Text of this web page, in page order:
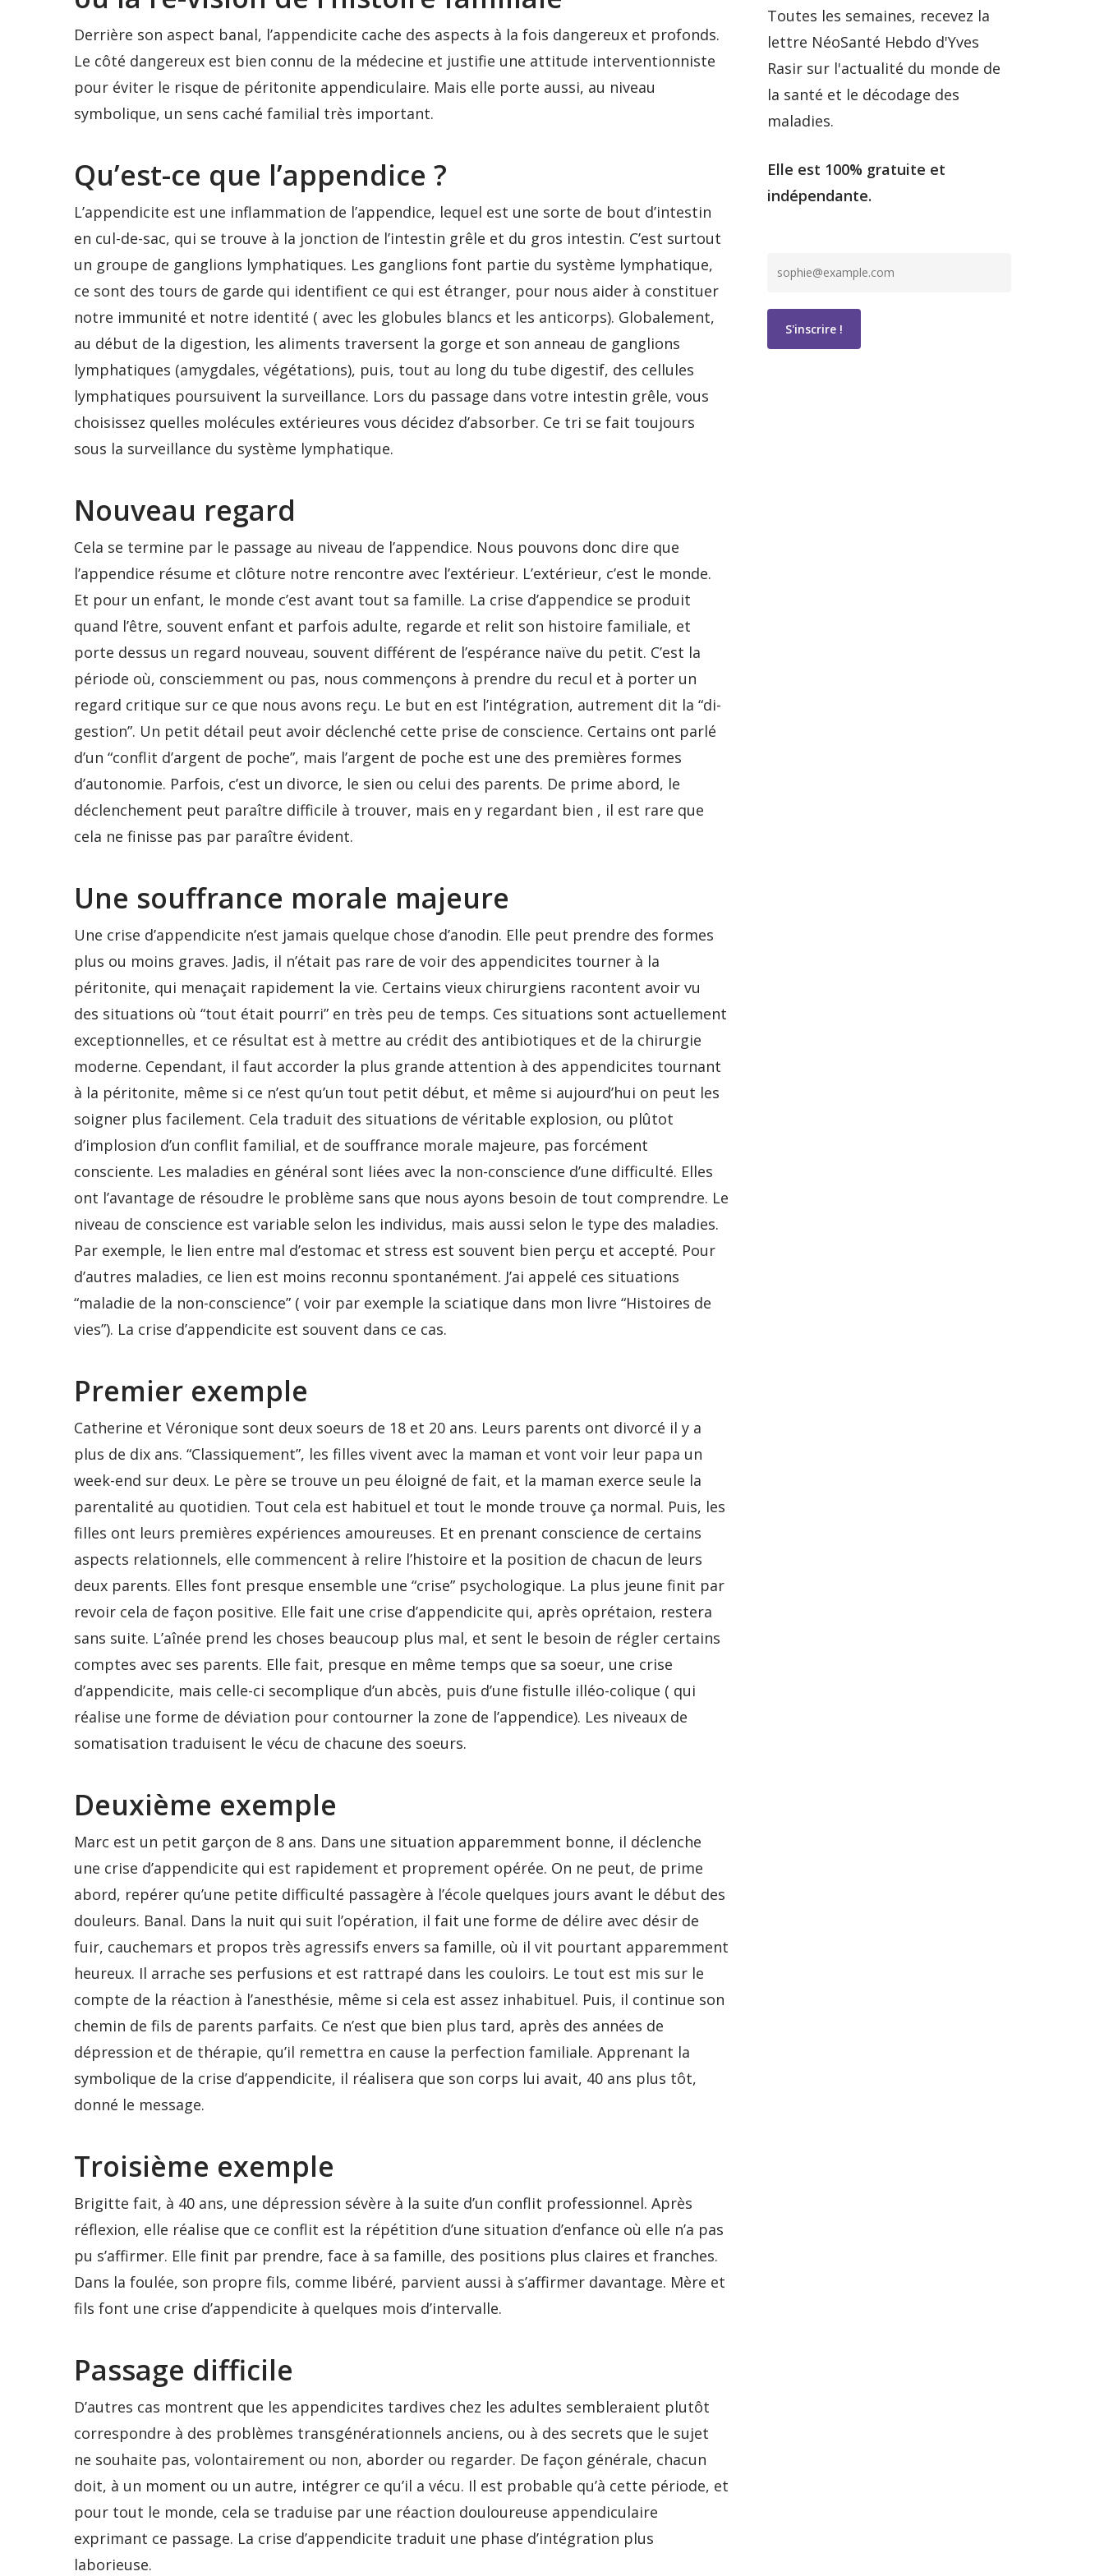
Derrière son aspect banal, l’appendicite cache des aspects à la fois dangereux et profonds.
Le côté dangereux est bien connu de la médecine et justifie une attitude interventionniste
pour éviter le risque de péritonite appendiculaire. Mais elle porte aussi, au niveau
symbolique, un sens caché familial très important.
Qu’est-ce que l’appendice ?
L’appendicite est une inflammation de l’appendice, lequel est une sorte de bout d’intestin
en cul-de-sac, qui se trouve à la jonction de l’intestin grêle et du gros intestin. C’est surtout
un groupe de ganglions lymphatiques. Les ganglions font partie du système lymphatique,
ce sont des tours de garde qui identifient ce qui est étranger, pour nous aider à constituer
notre immunité et notre identité ( avec les globules blancs et les anticorps). Globalement,
au début de la digestion, les aliments traversent la gorge et son anneau de ganglions
lymphatiques (amygdales, végétations), puis, tout au long du tube digestif, des cellules
lymphatiques poursuivent la surveillance. Lors du passage dans votre intestin grêle, vous
choisissez quelles molécules extérieures vous décidez d’absorber. Ce tri se fait toujours
sous la surveillance du système lymphatique.
Nouveau regard
Cela se termine par le passage au niveau de l’appendice. Nous pouvons donc dire que
l’appendice résume et clôture notre rencontre avec l’extérieur. L’extérieur, c’est le monde.
Et pour un enfant, le monde c’est avant tout sa famille. La crise d’appendice se produit
quand l’être, souvent enfant et parfois adulte, regarde et relit son histoire familiale, et
porte dessus un regard nouveau, souvent différent de l’espérance naïve du petit. C’est la
période où, consciemment ou pas, nous commençons à prendre du recul et à porter un
regard critique sur ce que nous avons reçu. Le but en est l’intégration, autrement dit la “di-
gestion”. Un petit détail peut avoir déclenché cette prise de conscience. Certains ont parlé
d’un “conflit d’argent de poche”, mais l’argent de poche est une des premières formes
d’autonomie. Parfois, c’est un divorce, le sien ou celui des parents. De prime abord, le
déclenchement peut paraître difficile à trouver, mais en y regardant bien , il est rare que
cela ne finisse pas par paraître évident.
Une souffrance morale majeure
Une crise d’appendicite n’est jamais quelque chose d’anodin. Elle peut prendre des formes
plus ou moins graves. Jadis, il n’était pas rare de voir des appendicites tourner à la
péritonite, qui menaçait rapidement la vie. Certains vieux chirurgiens racontent avoir vu
des situations où “tout était pourri” en très peu de temps. Ces situations sont actuellement
exceptionnelles, et ce résultat est à mettre au crédit des antibiotiques et de la chirurgie
moderne. Cependant, il faut accorder la plus grande attention à des appendicites tournant
à la péritonite, même si ce n’est qu’un tout petit début, et même si aujourd’hui on peut les
soigner plus facilement. Cela traduit des situations de véritable explosion, ou plûtot
d’implosion d’un conflit familial, et de souffrance morale majeure, pas forcément
consciente. Les maladies en général sont liées avec la non-conscience d’une difficulté. Elles
ont l’avantage de résoudre le problème sans que nous ayons besoin de tout comprendre. Le
niveau de conscience est variable selon les individus, mais aussi selon le type des maladies.
Par exemple, le lien entre mal d’estomac et stress est souvent bien perçu et accepté. Pour
d’autres maladies, ce lien est moins reconnu spontanément. J’ai appelé ces situations
“maladie de la non-conscience” ( voir par exemple la sciatique dans mon livre “Histoires de
vies”). La crise d’appendicite est souvent dans ce cas.
Premier exemple
Catherine et Véronique sont deux soeurs de 18 et 20 ans. Leurs parents ont divorcé il y a
plus de dix ans. “Classiquement”, les filles vivent avec la maman et vont voir leur papa un
week-end sur deux. Le père se trouve un peu éloigné de fait, et la maman exerce seule la
parentalité au quotidien. Tout cela est habituel et tout le monde trouve ça normal. Puis, les
filles ont leurs premières expériences amoureuses. Et en prenant conscience de certains
aspects relationnels, elle commencent à relire l’histoire et la position de chacun de leurs
deux parents. Elles font presque ensemble une “crise” psychologique. La plus jeune finit par
revoir cela de façon positive. Elle fait une crise d’appendicite qui, après oprétaion, restera
sans suite. L’aînée prend les choses beaucoup plus mal, et sent le besoin de régler certains
comptes avec ses parents. Elle fait, presque en même temps que sa soeur, une crise
d’appendicite, mais celle-ci secomplique d’un abcès, puis d’une fistulle illéo-colique ( qui
réalise une forme de déviation pour contourner la zone de l’appendice). Les niveaux de
somatisation traduisent le vécu de chacune des soeurs.
Deuxième exemple
Marc est un petit garçon de 8 ans. Dans une situation apparemment bonne, il déclenche
une crise d’appendicite qui est rapidement et proprement opérée. On ne peut, de prime
abord, repérer qu’une petite difficulté passagère à l’école quelques jours avant le début des
douleurs. Banal. Dans la nuit qui suit l’opération, il fait une forme de délire avec désir de
fuir, cauchemars et propos très agressifs envers sa famille, où il vit pourtant apparemment
heureux. Il arrache ses perfusions et est rattrapé dans les couloirs. Le tout est mis sur le
compte de la réaction à l’anesthésie, même si cela est assez inhabituel. Puis, il continue son
chemin de fils de parents parfaits. Ce n’est que bien plus tard, après des années de
dépression et de thérapie, qu’il remettra en cause la perfection familiale. Apprenant la
symbolique de la crise d’appendicite, il réalisera que son corps lui avait, 40 ans plus tôt,
donné le message.
Troisième exemple
Brigitte fait, à 40 ans, une dépression sévère à la suite d’un conflit professionnel. Après
réflexion, elle réalise que ce conflit est la répétition d’une situation d’enfance où elle n’a pas
pu s’affirmer. Elle finit par prendre, face à sa famille, des positions plus claires et franches.
Dans la foulée, son propre fils, comme libéré, parvient aussi à s’affirmer davantage. Mère et
fils font une crise d’appendicite à quelques mois d’intervalle.
Passage difficile
D’autres cas montrent que les appendicites tardives chez les adultes sembleraient plutôt
correspondre à des problèmes transgénérationnels anciens, ou à des secrets que le sujet
ne souhaite pas, volontairement ou non, aborder ou regarder. De façon générale, chacun
doit, à un moment ou un autre, intégrer ce qu’il a vécu. Il est probable qu’à cette période, et
pour tout le monde, cela se traduise par une réaction douloureuse appendiculaire
exprimant ce passage. La crise d’appendicite traduit une phase d’intégration plus
laborieuse.
Toutes les semaines, recevez la
lettre NéoSanté Hebdo d'Yves
Rasir sur l'actualité du monde de
la santé et le décodage des
maladies.
Elle est 100% gratuite et
indépendante.